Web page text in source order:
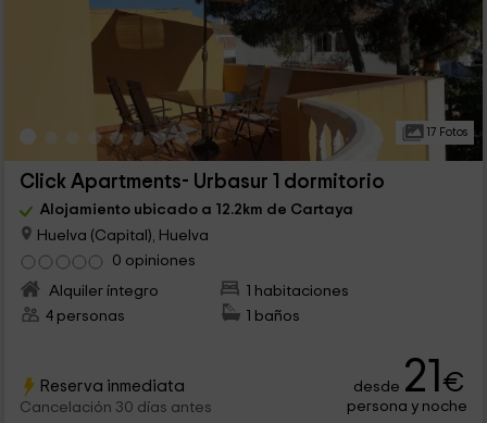
17 Fotos
Click Apartments- Urbasur 1 dormitorio
Alojamiento ubicado a 12.2km de Cartaya
Huelva (Capital), Huelva
0 opiniones
Alquiler íntegro
1 habitaciones
4 personas
1 baños
Reserva inmediata
Cancelación 30 días antes
desde 21€
persona y noche